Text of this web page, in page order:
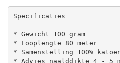
Specificaties
* Gewicht 100 gram
* Looplengte 80 meter
* Samenstelling 100%